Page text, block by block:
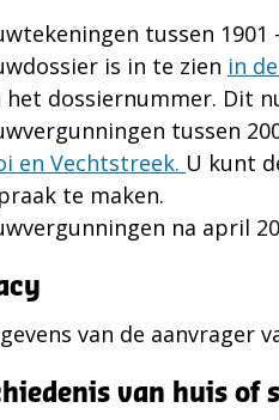
tussen 1901
is in te zien in
het dossiernummer. Dit
tussen
en Vechtstreek. U kunt
te maken.
na april
van de aanvrager
van huis of